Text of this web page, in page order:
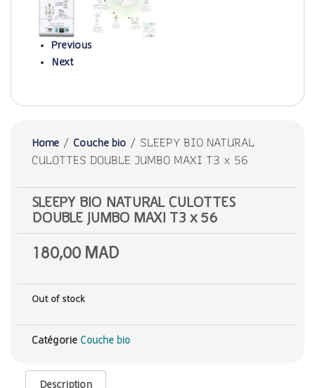
Previous
Next
Home / Couche bio / SLEEPY BIO NATURAL
CULOTTES DOUBLE JUMBO MAXI T3 x 56
SLEEPY BIO NATURAL CULOTTES
DOUBLE JUMBO MAXI T3 x 56
180,00 MAD
Out of stock
Catégorie Couche bio
Description